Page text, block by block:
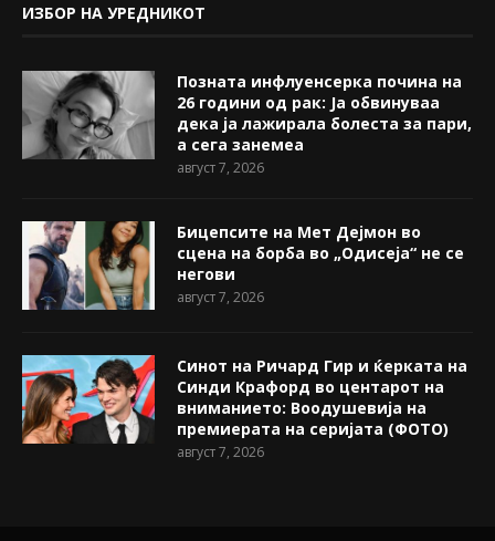
ИЗБОР НА УРЕДНИКОТ
Позната инфлуенсерка почина на
26 години од рак: Ја обвинуваа
дека ја лажирала болеста за пари,
а сега занемеа
август 7, 2026
Бицепсите на Мет Дејмон во
сцена на борба во „Одисеја“ не се
негови
август 7, 2026
Синот на Ричард Гир и ќерката на
Синди Крафорд во центарот на
вниманието: Воодушевија на
премиерата на серијата (ФОТО)
август 7, 2026